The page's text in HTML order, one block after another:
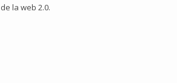
de la web 2.0.